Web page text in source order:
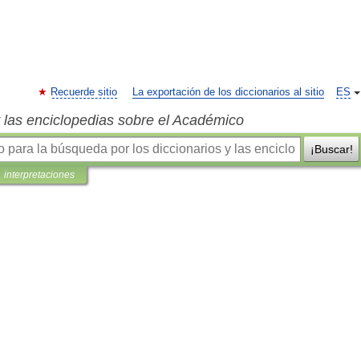
ES
Recuerde sitio La exportación de los diccionarios al sitio
enciclopedias sobre el Académico
¡Buscar!
interpretaciones